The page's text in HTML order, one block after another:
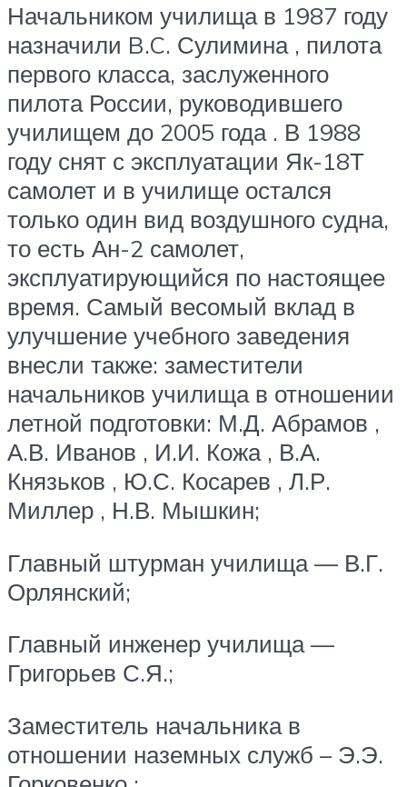
Начальником училища в 1987 году
назначили B.C. Сулимина , пилота
первого класса, заслуженного
пилота России, руководившего
училищем до 2005 года . В 1988
году снят с эксплуатации Як-18Т
самолет и в училище остался
только один вид воздушного судна,
то есть Ан-2 самолет,
эксплуатирующийся по настоящее
время. Самый весомый вклад в
улучшение учебного заведения
внесли также: заместители
начальников училища в отношении
летной подготовки: М.Д. Абрамов ,
А.В. Иванов , И.И. Кожа , В.А.
Князьков , Ю.С. Косарев , Л.Р.
Миллер , Н.В. Мышкин;
Главный штурман училища — В.Г.
Орлянский;
Главный инженер училища —
Григорьев С.Я.;
Заместитель начальника в
отношении наземных служб – Э.Э.